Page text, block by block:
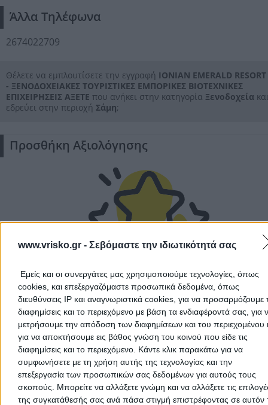
www.vrisko.gr - Σεβόμαστε την ιδιωτικότητά σας
Εμείς και οι συνεργάτες μας χρησιμοποιούμε τεχνολογίες, όπως
cookies, και επεξεργαζόμαστε προσωπικά δεδομένα, όπως
διευθύνσεις IP και αναγνωριστικά cookies, για να προσαρμόζουμε
διαφημίσεις και το περιεχόμενο με βάση τα ενδιαφέροντά σας, για
μετρήσουμε την απόδοση των διαφημίσεων και του περιεχομένου
για να αποκτήσουμε εις βάθος γνώση του κοινού που είδε τις
διαφημίσεις και το περιεχόμενο. Κάντε κλικ παρακάτω για να
συμφωνήσετε με τη χρήση αυτής της τεχνολογίας και την
επεξεργασία των προσωπικών σας δεδομένων για αυτούς τους
σκοπούς. Μπορείτε να αλλάξετε γνώμη και να αλλάξετε τις
της συγκατάθεσής σας ανά πάσα στιγμή επιστρέφοντας σε αυτόν
Άλλα Τηλέφωνα
2674022709
Θέλετε να εμπλουτίσετε την εγγραφή IONIAN EMERALD RESORT
- ΞΕΝΟΔΟΧΕΙΑΚΕΣ ΤΟΥΡΙΣΤΙΚΕΣ ΕΜΠΟΡΙΚΕΣ ΒΙΟΤΕΧΝΙΚΕΣ
ΕΠΙΧΕΙΡΗΣΕΙΣ ΑΞΕΤΕ που ανήκει στην κατηγορία Ξενοδοχεία
εδρεύει στην περιοχή Σάμη;
Προσθήκη Αξιολόγησης
Αυτός ο επαγγελματίας δεν έχει λάβει ακόμα καμία
αξιολόγηση. Γίνετε ο πρώτος που θα μοιραστεί την
του και βοηθήστε άλλους χρήστες να κάνουν τη σωστή
επιλογή!